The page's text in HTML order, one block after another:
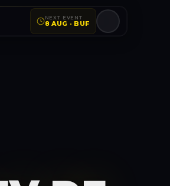
NEXT EVENT
8 AUG · BUF